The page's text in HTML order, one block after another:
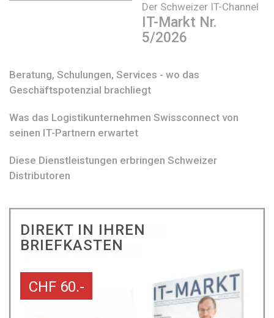
Der Schweizer IT-Channel
IT-Markt Nr.
5/2026
Beratung, Schulungen, Services - wo das
Geschäftspotenzial brachliegt
Was das Logistikunternehmen Swissconnect von
seinen IT-Partnern erwartet
Diese Dienstleistungen erbringen Schweizer
Distributoren
DIREKT IN IHREN
BRIEFKASTEN
CHF 60.-